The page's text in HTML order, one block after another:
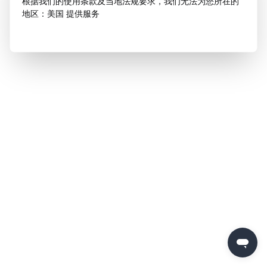
地区：美国 提供服务